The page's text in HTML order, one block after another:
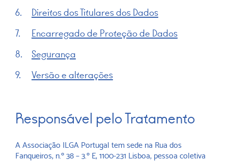
Direitos dos Titulares dos Dados
Encarregado de Proteção de Dados
Segurança
Versão e alterações
Responsável pelo Tratamento
A Associação ILGA Portugal tem sede na Rua dos
Fanqueiros, n.º 38 – 3.º E, 1100-231 Lisboa, pessoa coletiva